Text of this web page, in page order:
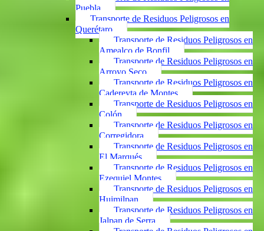
Puebla
Transporte de Residuos Peligrosos en
Querétaro
Transporte de Residuos Peligrosos en
Amealco de Bonfil
Transporte de Residuos Peligrosos en
Arroyo Seco
Transporte de Residuos Peligrosos en
Cadereyta de Montes
Transporte de Residuos Peligrosos en
Colón
Transporte de Residuos Peligrosos en
Corregidora
Transporte de Residuos Peligrosos en
El Marqués
Transporte de Residuos Peligrosos en
Ezequiel Montes
Transporte de Residuos Peligrosos en
Huimilpan
Transporte de Residuos Peligrosos en
Jalpan de Serra